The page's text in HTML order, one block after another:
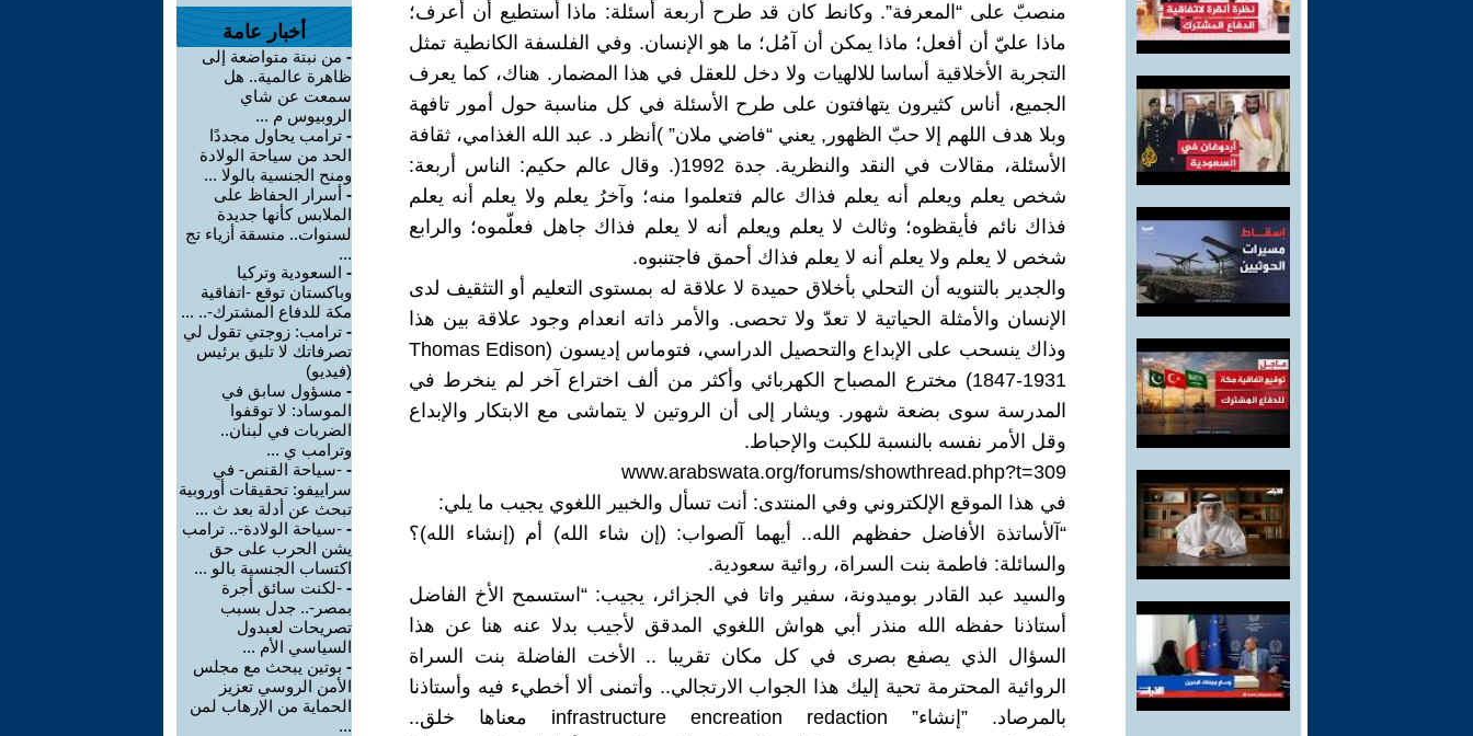
منصبّ على “المعرفة”. وكانط كان قد طرح أربعة أسئلة: ماذا أستطيع أن أعرف؛
ماذا عليّ أن أفعل؛ ماذا يمكن أن آمُل؛ ما هو الإنسان. وفي الفلسفة الكانطية تمثل
التجربة الأخلاقية أساسا للالهيات ولا دخل للعقل في هذا المضمار. هناك، كما يعرف
الجميع، أناس كثيرون يتهافتون على طرح الأسئلة في كل مناسبة حول أمور تافهة
وبلا هدف اللهم إلا حبّ الظهور, يعني “فاضي ملان” )أنظر د. عبد الله الغذامي، ثقافة
الأسئلة، مقالات في النقد والنظرية. جدة 1992(. وقال عالم حكيم: الناس أربعة:
شخص يعلم ويعلم أنه يعلم فذاك عالم فتعلموا منه؛ وآخرُ يعلم ولا يعلم أنه يعلم
فذاك نائم فأيقظوه؛ وثالث لا يعلم ويعلم أنه لا يعلم فذاك جاهل فعلّموه؛ والرابع
شخص لا يعلم ولا يعلم أنه لا يعلم فذاك أحمق فاجتنبوه.
والجدير بالتنويه أن التحلي بأخلاق حميدة لا علاقة له بمستوى التعليم أو التثقيف لدى
الإنسان والأمثلة الحياتية لا تعدّ ولا تحصى. والأمر ذاته انعدام وجود علاقة بين هذا
وذاك ينسحب على الإبداع والتحصيل الدراسي، فتوماس إديسون (Thomas Edison
1847-1931) مخترع المصباح الكهربائي وأكثر من ألف اختراع آخر لم ينخرط في
المدرسة سوى بضعة شهور. ويشار إلى أن الروتين لا يتماشى مع الابتكار والإبداع
وقل الأمر نفسه بالنسبة للكبت والإحباط.
www.arabswata.org/forums/showthread.php?t=309
في هذا الموقع الإلكتروني وفي المنتدى: أنت تسأل والخبير اللغوي يجيب ما يلي:
“آلأساتذة الأفاضل حفظهم الله.. أيهما آلصواب: (إن شاء الله) أم (إنشاء الله)؟
والسائلة: فاطمة بنت السراة، روائية سعودية.
والسيد عبد القادر بوميدونة، سفير واتا في الجزائر، يجيب: “استسمح الأخ الفاضل
أستاذنا حفظه الله منذر أبي هواش اللغوي المدقق لأجيب بدلا عنه هنا عن هذا
السؤال الذي يصفع بصرى في كل مكان تقريبا .. الأخت الفاضلة بنت السراة
الروائية المحترمة تحية إليك هذا الجواب الارتجالي.. وأتمنى ألا أخطيء فيه وأستاذنا
بالمرصاد. ”إنشاء” infrastructure encreation redaction معناها خلق..
أخبار عامة
- من نبتة متواضعة إلى
ظاهرة عالمية.. هل
سمعت عن شاي
الروبيوس م ...
- ترامب يحاول مجددًا
الحد من سياحة الولادة
ومنح الجنسية بالولا ...
- أسرار الحفاظ على
الملابس كأنها جديدة
لسنوات.. منسقة أزياء تج
...
- السعودية وتركيا
وباكستان توقع -اتفاقية
مكة للدفاع المشترك-.. ...
- ترامب: زوجتي تقول لي
تصرفاتك لا تليق برئيس
(فيديو)
- مسؤول سابق في
الموساد: لا توقفوا
الضربات في لبنان..
وترامب ي ...
- -سياحة القنص- في
سراييفو: تحقيقات أوروبية
تبحث عن أدلة بعد ث ...
- -سياحة الولادة-.. ترامب
يشن الحرب على حق
اكتساب الجنسية بالو ...
- -لكنت سائق أجرة
بمصر-.. جدل بسبب
تصريحات لعبدول
السياسي الأم ...
- بوتين يبحث مع مجلس
الأمن الروسي تعزيز
الحماية من الإرهاب لمن
...